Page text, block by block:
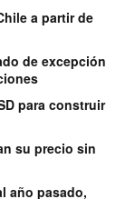
a partir de
de excepción
para construir
su precio sin
año pasado,